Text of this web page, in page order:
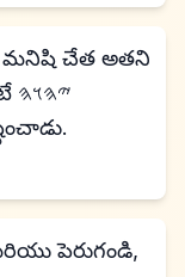
మనిషి చేత అతని
పెరుగండి,